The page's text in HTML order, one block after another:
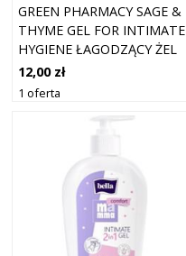
GREEN PHARMACY SAGE &
THYME GEL FOR INTIMATE
HYGIENE ŁAGODZĄCY ŻEL
DO HIGIENY INTYMNEJ 370
ML
12,00 zł
1 oferta